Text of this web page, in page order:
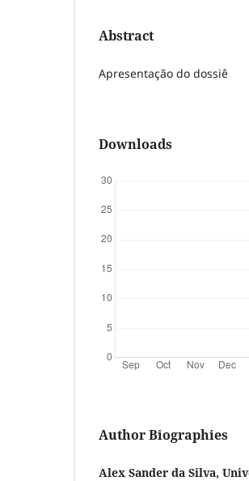
Abstract
Apresentação do dossiê
Downloads
Author Biographies
Alex Sander da Silva,